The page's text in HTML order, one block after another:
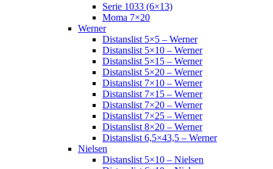
Serie 1033 (6×13)
Moma 7×20
Werner
Distanslist 5×5 – Werner
Distanslist 5×10 – Werner
Distanslist 5×15 – Werner
Distanslist 5×20 – Werner
Distanslist 7×10 – Werner
Distanslist 7×15 – Werner
Distanslist 7×20 – Werner
Distanslist 7×25 – Werner
Distanslist 8×20 – Werner
Distanslist 6,5×43,5 – Werner
Nielsen
Distanslist 5×10 – Nielsen